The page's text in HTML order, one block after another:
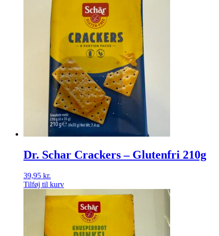
Dr. Schar Crackers – Glutenfri 210g
39,95 kr.
Tilføj til kurv